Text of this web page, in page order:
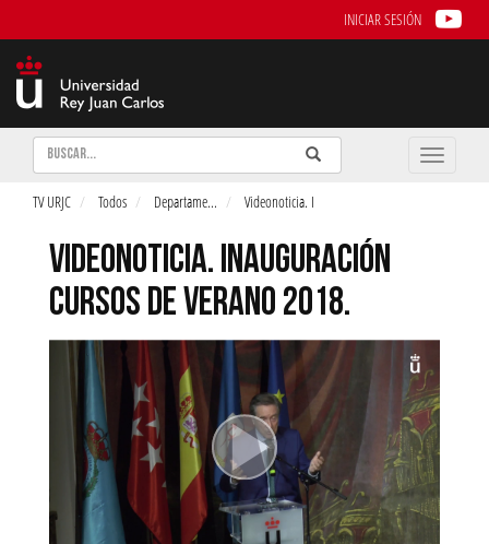
INICIAR SESIÓN
Buscar Enviar
Buscar
Toggle
TV URJC Todos Departame... Videonoticia. I
VIDEONOTICIA. INAUGURACIÓN
CURSOS DE VERANO 2018.